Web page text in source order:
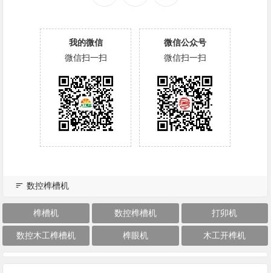
我的微信
微信扫一扫
微信公众号
微信扫一扫
数控榫槽机
榫槽机 数控榫槽机 打卯机
数控木工榫槽机 榫眼机 木工开榫机